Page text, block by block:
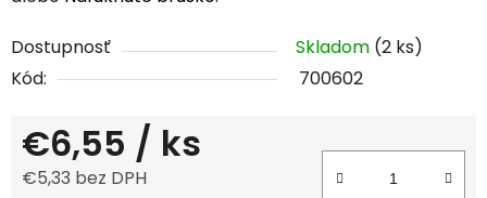
Dostupnosť Skladom (2 ks)
Kód:
700602
€6,55 / ks
€5,33 bez DPH